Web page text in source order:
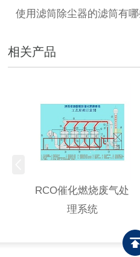
使用滤筒除尘器的滤筒有
相关产品
RCO催化燃烧废气处
理系统